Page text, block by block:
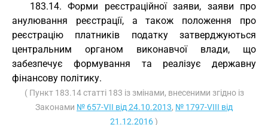
183.14. Форми реєстраційної заяви, заяви про
анулювання реєстрації, а також положення про
реєстрацію платників податку затверджуються
центральним органом виконавчої влади, що
забезпечує формування та реалізує державну
фінансову політику.
( Пункт 183.14 статті 183 із змінами, внесеними згідно із
Законами № 657-VII від 24.10.2013, № 1797-VIII від
21.12.2016)